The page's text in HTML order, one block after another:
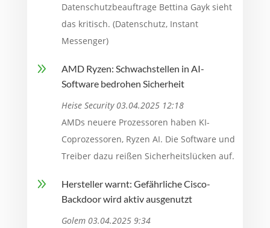
Datenschutzbeauftrage Bettina Gayk sieht
das kritisch. (Datenschutz, Instant
Messenger)
9
AMD Ryzen: Schwachstellen in AI-
Software bedrohen Sicherheit
Heise Security 03.04.2025 12:18
AMDs neuere Prozessoren haben KI-
Coprozessoren, Ryzen AI. Die Software und
Treiber dazu reißen Sicherheitslücken auf.
9
Hersteller warnt: Gefährliche Cisco-
Backdoor wird aktiv ausgenutzt
Golem 03.04.2025 9:34